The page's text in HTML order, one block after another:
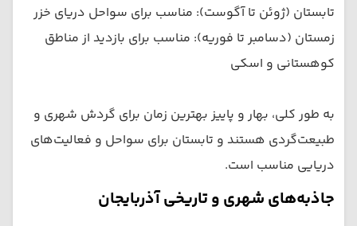
تابستان (ژوئن تا آگوست): مناسب برای سواحل دریای خزر
زمستان (دسامبر تا فوریه): مناسب برای بازدید از مناطق
کوهستانی و اسکی
به طور کلی، بهار و پاییز بهترین زمان برای گردش شهری و
طبیعت‌گردی هستند و تابستان برای سواحل و فعالیت‌های
دریایی مناسب است.
جاذبه‌های شهری و تاریخی آذربایجان